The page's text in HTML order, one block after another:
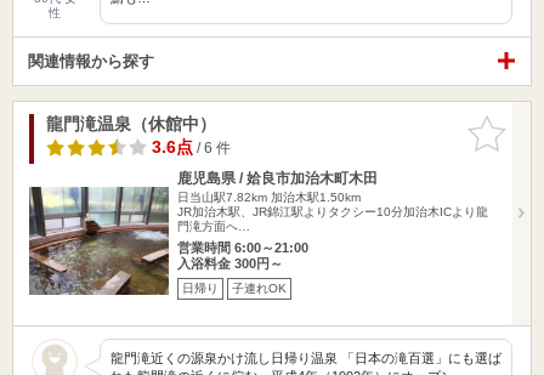
性
関連情報から探す
お気に入
りに追加
龍門滝温泉（休館中）
3.6点/ 6 件
鹿児島県 / 姶良市加治木町木田
日当山駅7.82km 加治木駅1.50km
JR加治木駅、JR錦江駅よりタクシー10分加治木ICより龍
門滝方面へ…
営業時間 6:00～21:00
入浴料金 300円～
日帰り 子連れOK
龍門滝近くの源泉かけ流し日帰り温泉 「⽇本の滝百選」にも選ば